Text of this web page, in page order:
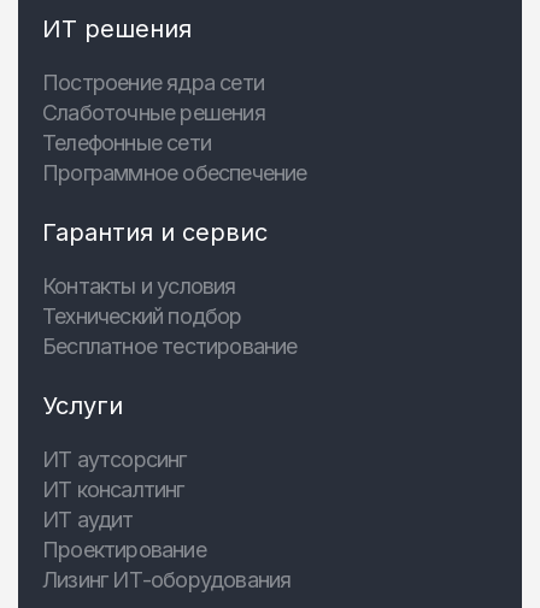
ИТ решения
Построение ядра сети
Слаботочные решения
Телефонные сети
Программное обеспечение
Гарантия и сервис
Контакты и условия
Технический подбор
Бесплатное тестирование
Услуги
ИТ аутсорсинг
ИТ консалтинг
ИТ аудит
Проектирование
Лизинг ИТ-оборудования